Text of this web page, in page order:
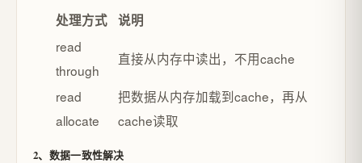
处理方式 说明
read
through
直接从内存中读出，不用cache
read
allocate
把数据从内存加载到cache，再从
cache读取
2、数据一致性解决